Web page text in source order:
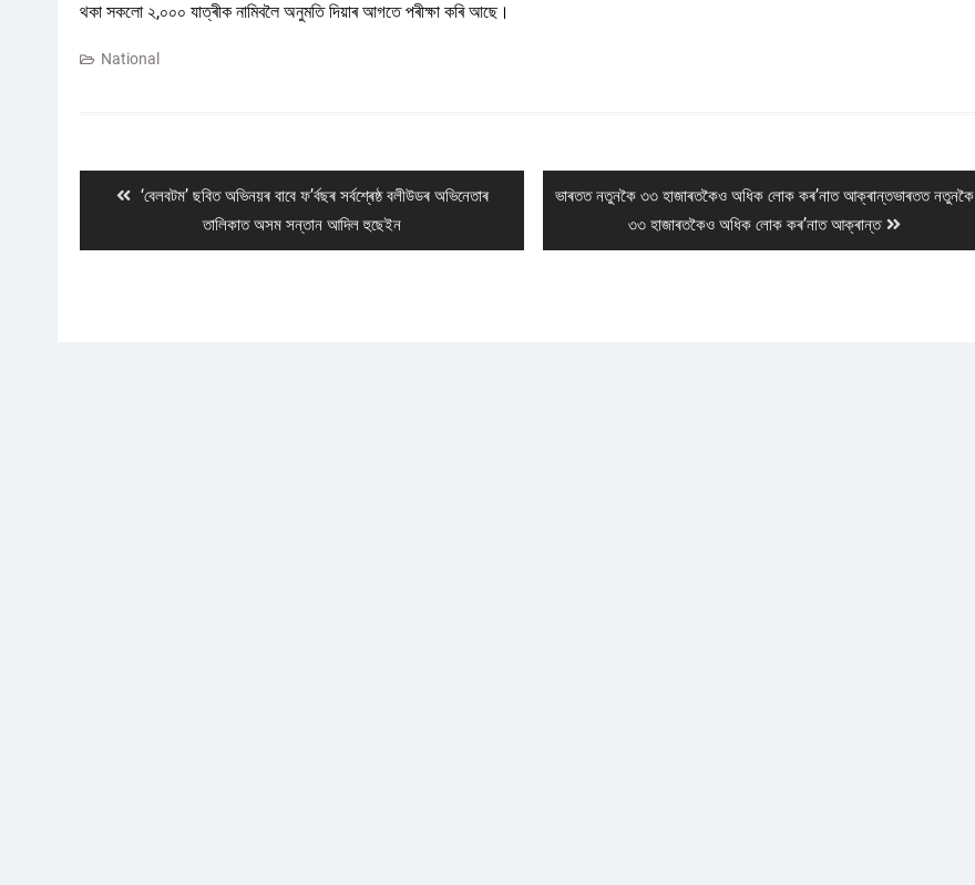
থকা সকলো ২,০০০ যাত্ৰীক নামিবলৈ অনুমতি দিয়াৰ আগতে পৰীক্ষা কৰি আছে।
National
Previous
‘বেলবটম’ ছবিত অভিনয়ৰ বাবে ফ’ৰ্বছৰ সৰ্বশ্ৰেষ্ঠ বলীউডৰ অভিনেতাৰ
তালিকাত অসম সন্তান আদিল হুছেইন
Next
ভাৰতত নতুনকৈ ৩৩ হাজাৰতকৈও অধিক লোক কৰ’নাত আক্ৰান্তভাৰতত নতুনকৈ
৩৩ হাজাৰতকৈও অধিক লোক কৰ’নাত আক্ৰান্ত